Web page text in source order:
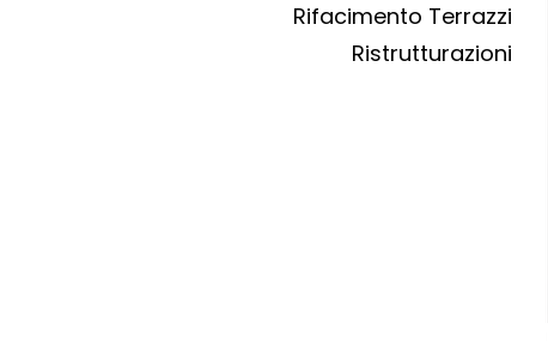
Rifacimento Terrazzi
Ristrutturazioni